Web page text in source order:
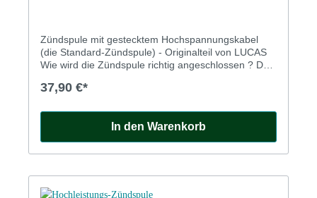
Zündspule mit gestecktem Hochspannungskabel
(die Standard-Zündspule) - Originalteil von LUCAS
Wie wird die Zündspule richtig angeschlossen ? Der
verkabelt ist. Um allerdings erhöhtem Verschleiß der
und Zündaussetzer bei höheren Drehzahlen zu
vermeiden, sollten Sie die Zündspule unbedingt
korrekt anschliessen. Moderne Zündspulen sind
markiert mit '+' und '-' für Plus und Minus, die
Switch=Zündschalter und 'CB' für
ContactBreaker=Unterbrecherkontakt. MINUS AN
37,90 €*
In den Warenkorb